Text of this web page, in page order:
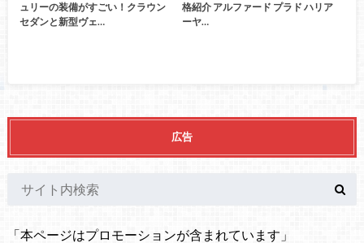
ュリーの装備がすごい！クラウン
セダンと新型ヴェ…
格紹介 アルファード プラド ハリア
ーヤ…
広告
「本ページはプロモーションが含まれています」